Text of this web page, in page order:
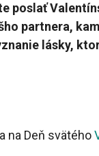
poslať
partnera,
lásky,
na Deň svätého